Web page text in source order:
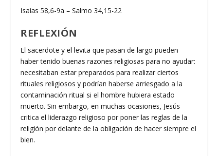
Isaías 58,6-9a – Salmo 34,15-22
REFLEXIÓN
El sacerdote y el levita que pasan de largo pueden
haber tenido buenas razones religiosas para no ayudar:
necesitaban estar preparados para realizar ciertos
rituales religiosos y podrían haberse arriesgado a la
contaminación ritual si el hombre hubiera estado
muerto. Sin embargo, en muchas ocasiones, Jesús
critica el liderazgo religioso por poner las reglas de la
religión por delante de la obligación de hacer siempre el
bien.